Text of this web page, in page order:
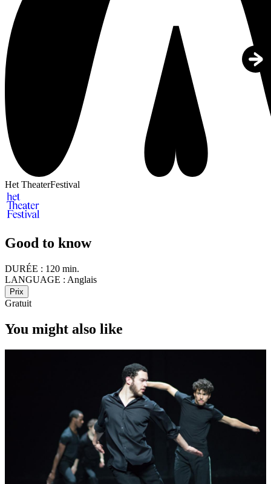
Het TheaterFestival
Good to know
DURÉE : 120 min.
LANGUAGE : Anglais
Prix
Gratuit
You might also like